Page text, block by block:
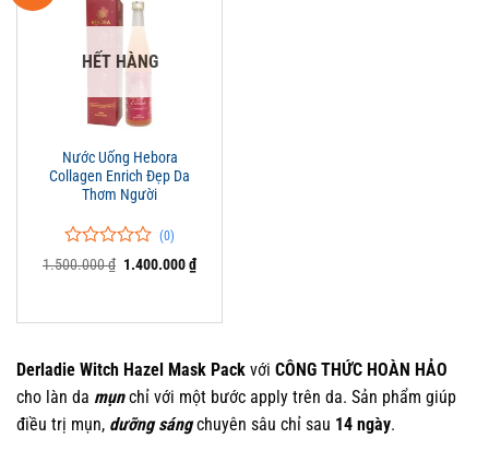
HẾT HÀNG
Nước Uống Hebora
Collagen Enrich Đẹp Da
Thơm Người
0
0
(0)
1.500.000₫ Giá
1.400.000₫Giá
hiện
1.400.000 ₫.
Derladie Witch Hazel Mask Pack với CÔNG THỨC HOÀN HẢO
cho làn da mụnchỉ với một bước apply trên da. Sản phẩm giúp
điều trị mụn, dưỡng sángchuyên sâu chỉ sau 14 ngày.